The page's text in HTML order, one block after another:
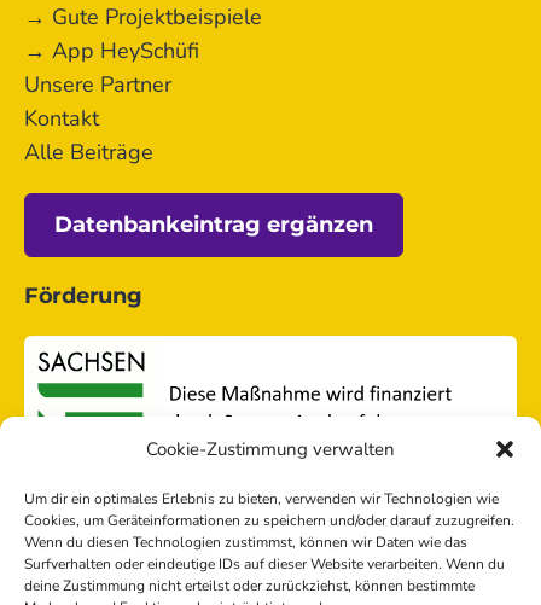
Cookie-Zustimmung verwalten
Um dir ein optimales Erlebnis zu bieten, verwenden wir Technologien wie
Cookies, um Geräteinformationen zu speichern und/oder darauf zuzugreifen.
Wenn du diesen Technologien zustimmst, können wir Daten wie das
Surfverhalten oder eindeutige IDs auf dieser Website verarbeiten. Wenn du
deine Zustimmung nicht erteilst oder zurückziehst, können bestimmte
→ Gute Projektbeispiele
→ App HeySchüfi
Unsere Partner
Kontakt
Alle Beiträge
Datenbankeintrag ergänzen
Förderung